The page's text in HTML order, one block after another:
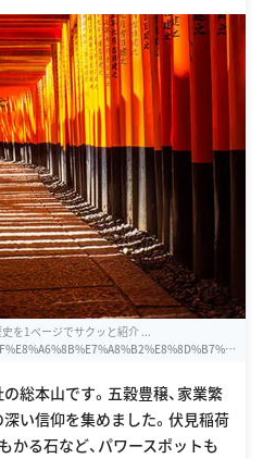
を1ページでサクッと紹介 ...
総本山です。五穀豊穣、家業繁
い信仰を集めました。伏見稲荷
かる石など、パワースポットも